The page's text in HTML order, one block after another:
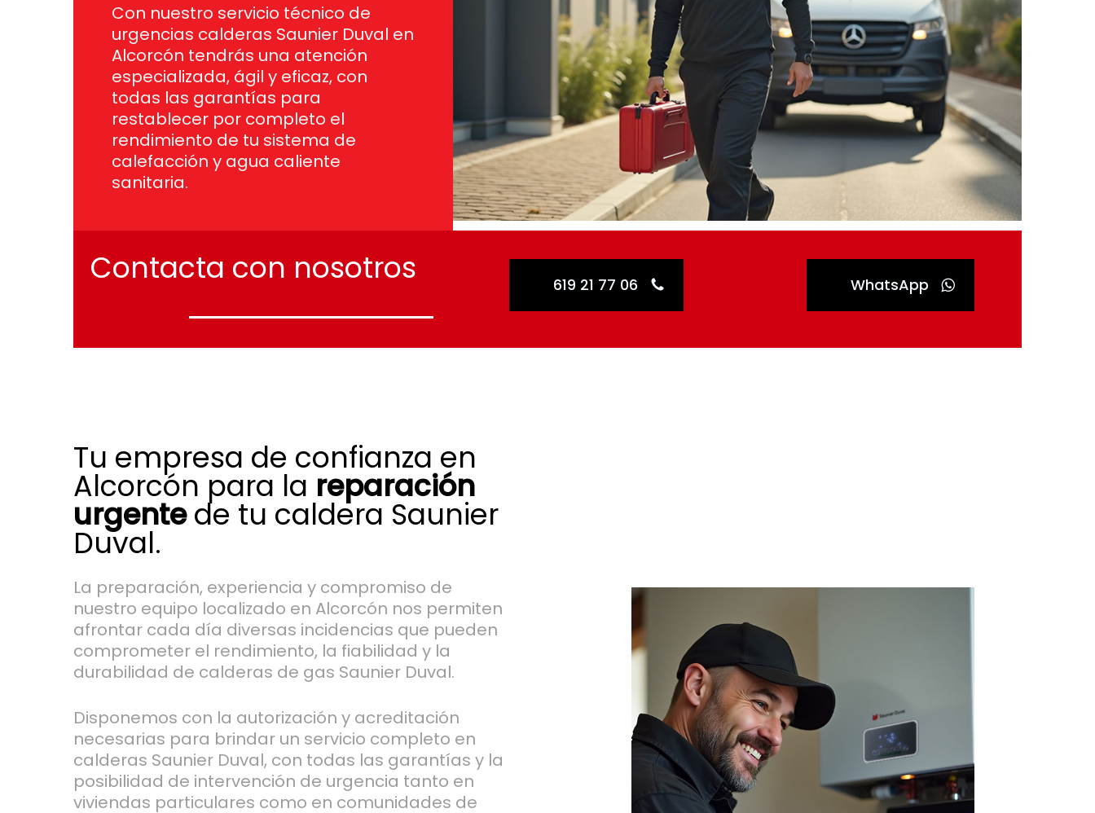
Con nuestro servicio técnico de
urgencias calderas Saunier Duval en
Alcorcón tendrás una atención
especializada, ágil y eficaz, con
todas las garantías para
restablecer por completo el
rendimiento de tu sistema de
calefacción y agua caliente
sanitaria.
Contacta con nosotros 619 21 77 06 WhatsApp
Tu empresa de confianza en
Alcorcón para la reparación
urgentede tu caldera Saunier
Duval.
La preparación, experiencia y compromiso de
nuestro equipo localizado en Alcorcón nos permiten
afrontar cada día diversas incidencias que pueden
comprometer el rendimiento, la fiabilidad y la
durabilidad de calderas de gas Saunier Duval.
Disponemos con la autorización y acreditación
necesarias para brindar un servicio completo en
calderas Saunier Duval, con todas las garantías y la
posibilidad de intervención de urgencia tanto en
viviendas particulares como en comunidades de